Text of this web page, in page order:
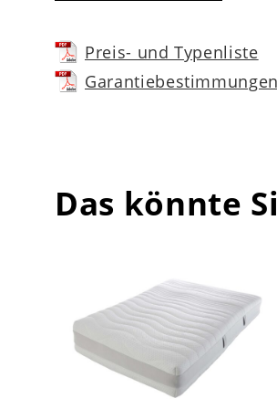
Preis- und Typenliste
Garantiebestimmungen
Das könnte